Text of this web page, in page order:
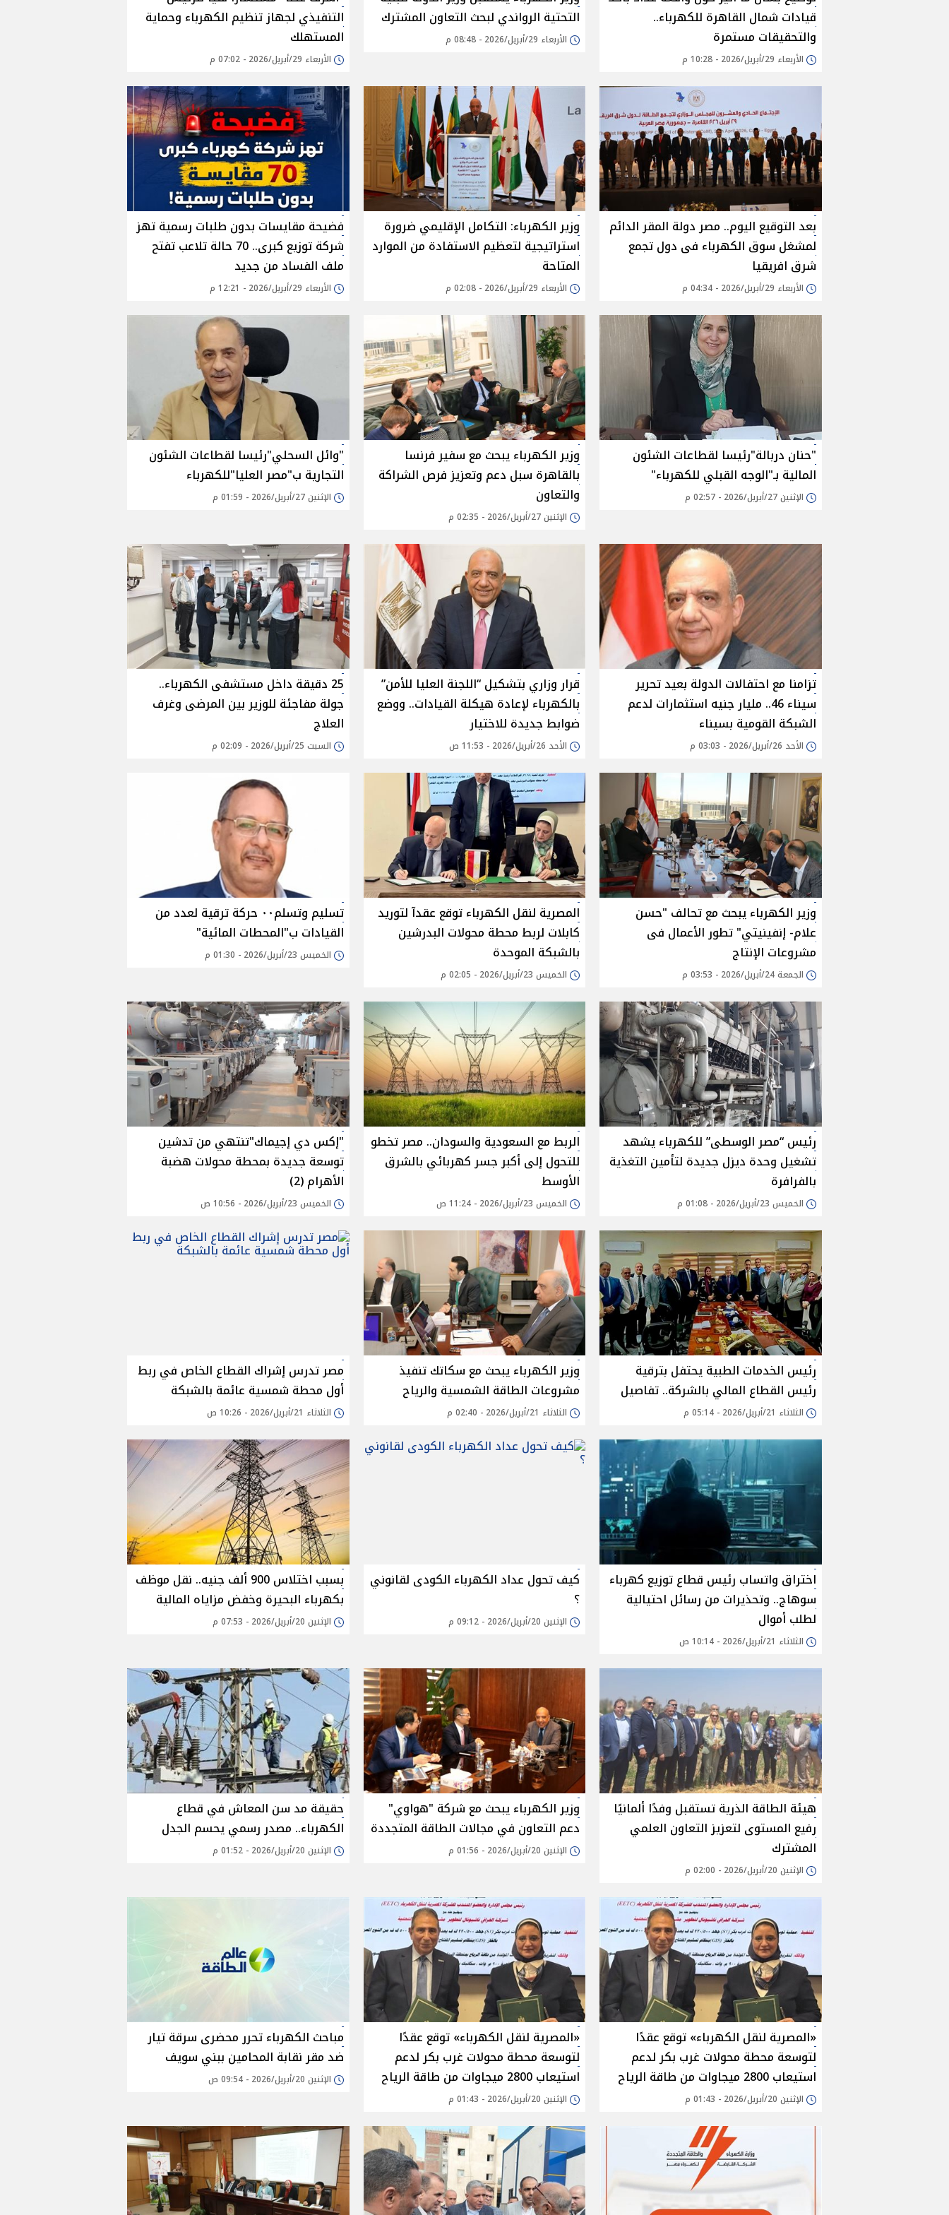
قيادات شمال القاهرة للكهرباء..
والتحقيقات مستمرة
الأربعاء 29/أبريل/2026 - 10:28 م
التحتية الرواندي لبحث التعاون المشترك
الأربعاء 29/أبريل/2026 - 08:48 م
التنفيذي لجهاز تنظيم الكهرباء وحماية
المستهلك
الأربعاء 29/أبريل/2026 - 07:02 م
بعد التوقيع اليوم.. مصر دولة المقر الدائم
لمشغل سوق الكهرباء فى دول تجمع
شرق افريقيا
الأربعاء 29/أبريل/2026 - 04:34 م
وزير الكهرباء: التكامل الإقليمي ضرورة
استراتيجية لتعظيم الاستفادة من الموارد
المتاحة
الأربعاء 29/أبريل/2026 - 02:08 م
فضيحة مقايسات بدون طلبات رسمية تهز
شركة توزيع كبرى.. 70 حالة تلاعب تفتح
ملف الفساد من جديد
الأربعاء 29/أبريل/2026 - 12:21 م
"حنان دربالة"رئيسا لقطاعات الشئون
المالية بـ"الوجه القبلي للكهرباء"
الإثنين 27/أبريل/2026 - 02:57 م
وزير الكهرباء يبحث مع سفير فرنسا
بالقاهرة سبل دعم وتعزيز فرص الشراكة
والتعاون
الإثنين 27/أبريل/2026 - 02:35 م
"وائل السحلي"رئيسا لقطاعات الشئون
التجارية ب"مصر العليا"للكهرباء
الإثنين 27/أبريل/2026 - 01:59 م
تزامنا مع احتفالات الدولة بعيد تحرير
سيناء 46.. مليار جنيه استثمارات لدعم
الشبكة القومية بسيناء
الأحد 26/أبريل/2026 - 03:03 م
قرار وزاري بتشكيل “اللجنة العليا للأمن”
بالكهرباء لإعادة هيكلة القيادات.. ووضع
ضوابط جديدة للاختيار
الأحد 26/أبريل/2026 - 11:53 ص
25 دقيقة داخل مستشفى الكهرباء..
جولة مفاجئة للوزير بين المرضى وغرف
العلاج
السبت 25/أبريل/2026 - 02:09 م
وزير الكهرباء يبحث مع تحالف "حسن
علام- إنفينيتي" تطور الأعمال فى
مشروعات الإنتاج
الجمعة 24/أبريل/2026 - 03:53 م
المصرية لنقل الكهرباء توقع عقدآ لتوريد
كابلات لربط محطة محولات البدرشين
بالشبكة الموحدة
الخميس 23/أبريل/2026 - 02:05 م
تسليم وتسلم٠٠ حركة ترقية لعدد من
القيادات ب"المحطات المائية"
الخميس 23/أبريل/2026 - 01:30 م
رئيس “مصر الوسطى” للكهرباء يشهد
تشغيل وحدة ديزل جديدة لتأمين التغذية
بالفرافرة
الخميس 23/أبريل/2026 - 01:08 م
الربط مع السعودية والسودان.. مصر تخطو
للتحول إلى أكبر جسر كهربائي بالشرق
الأوسط
الخميس 23/أبريل/2026 - 11:24 ص
"إكس دي إجيماك"تنتهي من تدشين
توسعة جديدة بمحطة محولات هضبة
الأهرام (2)
الخميس 23/أبريل/2026 - 10:56 ص
رئيس الخدمات الطبية يحتفل بترقية
رئيس القطاع المالي بالشركة.. تفاصيل
الثلاثاء 21/أبريل/2026 - 05:14 م
وزير الكهرباء يبحث مع سكاتك تنفيذ
مشروعات الطاقة الشمسية والرياح
الثلاثاء 21/أبريل/2026 - 02:40 م
مصر تدرس إشراك القطاع الخاص في ربط
أول محطة شمسية عائمة بالشبكة
الثلاثاء 21/أبريل/2026 - 10:26 ص
اختراق واتساب رئيس قطاع توزيع كهرباء
سوهاج.. وتحذيرات من رسائل احتيالية
لطلب أموال
الثلاثاء 21/أبريل/2026 - 10:14 ص
كيف تحول عداد الكهرباء الكودى لقانوني
؟
الإثنين 20/أبريل/2026 - 09:12 م
بسبب اختلاس 900 ألف جنيه.. نقل موظف
بكهرباء البحيرة وخفض مزاياه المالية
الإثنين 20/أبريل/2026 - 07:53 م
هيئة الطاقة الذرية تستقبل وفدًا ألمانيًا
رفيع المستوى لتعزيز التعاون العلمي
المشترك
الإثنين 20/أبريل/2026 - 02:00 م
وزير الكهرباء يبحث مع شركة "هواوي"
دعم التعاون في مجالات الطاقة المتجددة
الإثنين 20/أبريل/2026 - 01:56 م
حقيقة مد سن المعاش في قطاع
الكهرباء.. مصدر رسمي يحسم الجدل
الإثنين 20/أبريل/2026 - 01:52 م
«المصرية لنقل الكهرباء» توقع عقدًا
لتوسعة محطة محولات غرب بكر لدعم
استيعاب 2800 ميجاوات من طاقة الرياح
الإثنين 20/أبريل/2026 - 01:43 م
«المصرية لنقل الكهرباء» توقع عقدًا
لتوسعة محطة محولات غرب بكر لدعم
استيعاب 2800 ميجاوات من طاقة الرياح
الإثنين 20/أبريل/2026 - 01:43 م
مباحث الكهرباء تحرر محضرى سرقة تيار
ضد مقر نقابة المحامين ببني سويف
الإثنين 20/أبريل/2026 - 09:54 ص